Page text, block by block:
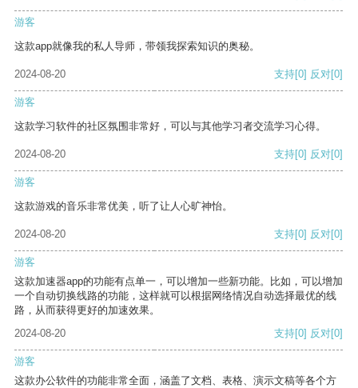
游客
这款app就像我的私人导师，带领我探索知识的奥秘。
2024-08-20 支持[0] 反对[0]
游客
这款学习软件的社区氛围非常好，可以与其他学习者交流学习心得。
2024-08-20 支持[0] 反对[0]
游客
这款游戏的音乐非常优美，听了让人心旷神怡。
2024-08-20 支持[0] 反对[0]
游客
这款加速器app的功能有点单一，可以增加一些新功能。比如，可以增加
一个自动切换线路的功能，这样就可以根据网络情况自动选择最优的线
路，从而获得更好的加速效果。
2024-08-20
支持[0] 反对[0]
游客
这款办公软件的功能非常全面，涵盖了文档、表格、演示文稿等各个方